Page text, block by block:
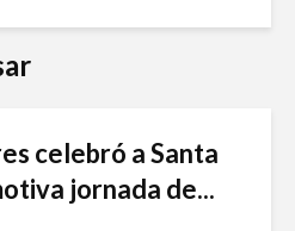
celebró a Santa
jornada de...